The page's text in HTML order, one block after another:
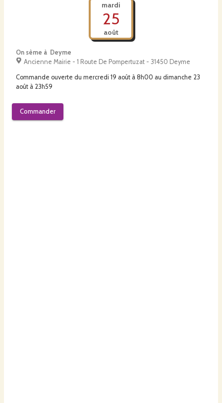
mardi
25
août
On sème à Deyme
Ancienne Mairie - 1 Route De Pompertuzat - 31450 Deyme
Commande ouverte du mercredi 19 août à 8h00 au dimanche 23
août à 23h59
Commander